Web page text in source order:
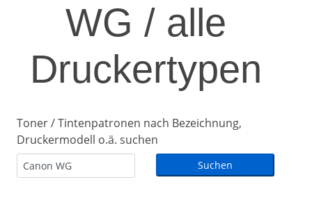
WG / alle
Druckertypen
Toner / Tintenpatronen nach Bezeichnung,
Druckermodell o.ä. suchen